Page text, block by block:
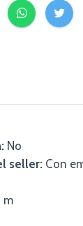
No
seller: Con
m